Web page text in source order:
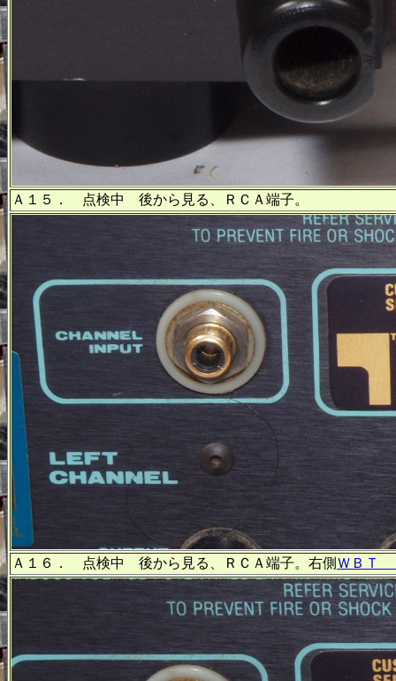
Ａ１５． 点検中 後から見る、ＲＣＡ端子。
Ａ１６． 点検中 後から見る、ＲＣＡ端子。右側 ＷＢＴ